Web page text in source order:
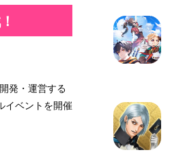
発・運営する
イベントを開催